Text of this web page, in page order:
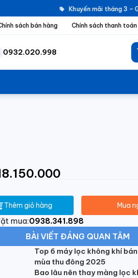
Khuyến mãi tháng 3 –
sách bán hàng Chính sách thanh toán
0932.020.998
Thêm giỏ hàng Mua
mua:0938.341.898
BÀI VIẾT ĐÁNG QUAN TÂM
Top 6 máy lọc không khí
mùa thu đông 2025
Bao lâu nên thay màng lọc